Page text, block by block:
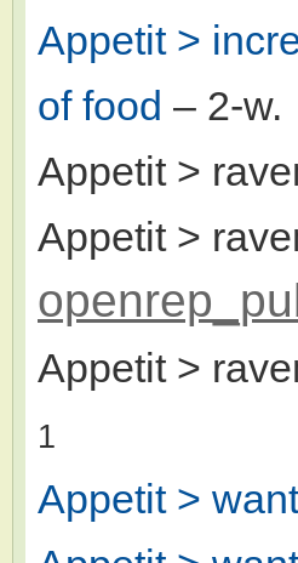
Appetit >
of food – 2-w.
Appetit >
Appetit >
Appetit >
1
Appetit >